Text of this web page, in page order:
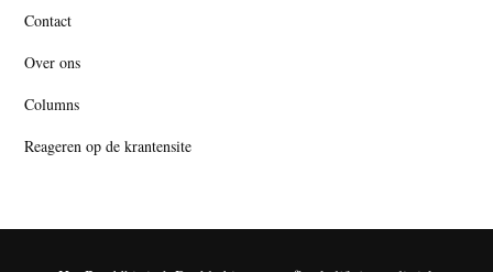
Contact
Over ons
Columns
Reageren op de krantensite